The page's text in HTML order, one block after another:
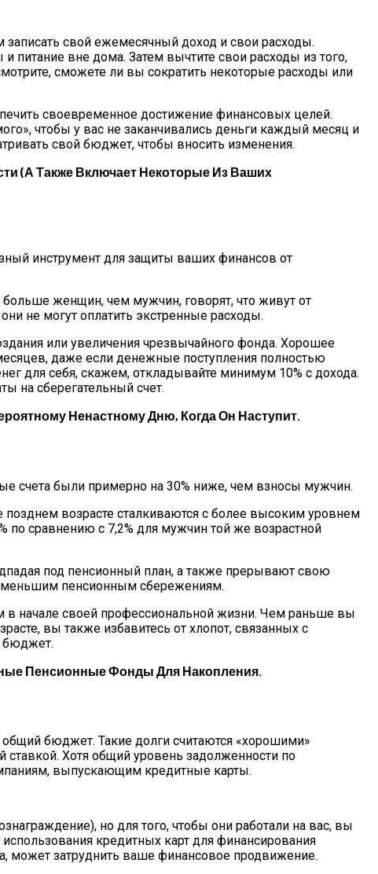
записать свой ежемесячный доход и свои расходы.
питание вне дома. Затем вычтите свои расходы из того,
сможете ли вы сократить некоторые расходы или
своевременное достижение финансовых целей.
чтобы у вас не заканчивались деньги каждый месяц и
свой бюджет, чтобы вносить изменения.
(а Также Включает Некоторые Из Ваших
инструмент для защиты ваших финансов от
больше женщин, чем мужчин, говорят, что живут от
не могут оплатить экстренные расходы.
или увеличения чрезвычайного фонда. Хорошее
даже если денежные поступления полностью
для себя, скажем, откладывайте минимум 10% с дохода.
на сберегательный счет.
Ненастному Дню, Когда Он Наступит.
счета были примерно на 30% ниже, чем взносы мужчин.
возрасте сталкиваются с более высоким уровнем
по сравнению с 7,2% для мужчин той же возрастной
под пенсионный план, а также прерывают свою
меньшим пенсионным сбережениям.
в начале своей профессиональной жизни. Чем раньше вы
вы также избавитесь от хлопот, связанных с
бюджет.
Пенсионные Фонды Для Накопления.
бюджет. Такие долги считаются «хорошими»
ставкой. Хотя общий уровень задолженности по
выпускающим кредитные карты.
но для того, чтобы они работали на вас, вы
кредитных карт для финансирования
может затруднить ваше финансовое продвижение.